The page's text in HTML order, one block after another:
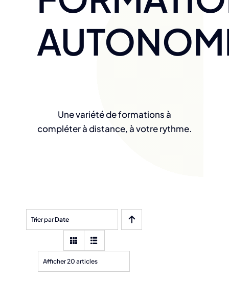
Une variété de formations à
compléter à distance, à votre rythme.
Trier parDate
Afficher 20 articles